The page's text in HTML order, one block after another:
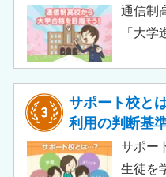
られる
う。
通信制
「大
のでは
て、通
いって
ありま
サポート校と
利用の判断基
サポー
生徒を